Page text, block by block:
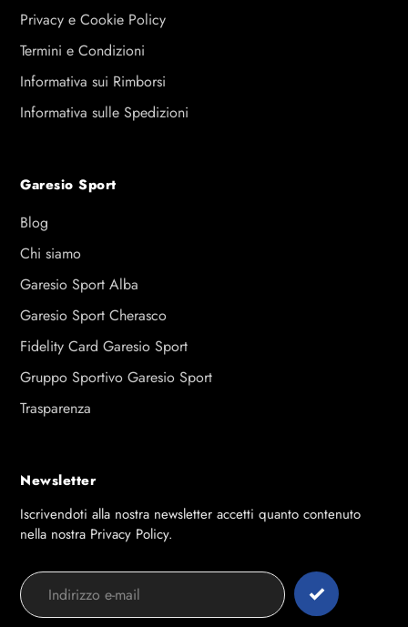
Privacy e Cookie Policy
Termini e Condizioni
Informativa sui Rimborsi
Informativa sulle Spedizioni
Garesio Sport
Blog
Chi siamo
Garesio Sport Alba
Garesio Sport Cherasco
Fidelity Card Garesio Sport
Gruppo Sportivo Garesio Sport
Trasparenza
Newsletter
Iscrivendoti alla nostra newsletter accetti quanto contenuto
nella nostra Privacy Policy.